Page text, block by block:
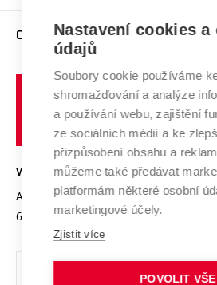
E-přihláška
Závěrečné práce
Doktorské studium
Studium bez bariér
Podpora podnikání
Mezinárodní vědecká rada
Systém zajišťování kvality výzkumu
Výzkumné infrastruktury
Transfer znalostí
Open Science
Projekty
Projekty ze strukturálních fondů
Specifický výzkum
Firemní spolupráce
Zahraniční spolupráce
Spolupráce se školami
Mezinárodní dohody
Univerzitní sítě
O UNIVERZITĚ
Profil univerzity
Udržitelná univerzita
Podnikavá univerzita / ContriBUTe
Bezpečná univerzita
Vyznamenání
Organizační struktura
Ochrana osobních údajů
VYSOKÉ UČENÍ TECHNICKÉ V BRNĚ
Antonínská 548/1
602 00 Brno
www.vut.cz
vut@vutbr.cz
Nastavení cookies a
údajů
Soubory cookie používáme
shromažďování a analýze
a používání webu, zajištění
ze sociálních médií a ke
přizpůsobení obsahu a
můžeme také předávat
platformám některé osobní
marketingové účely.
Zjistit více
POVOLIT VŠE